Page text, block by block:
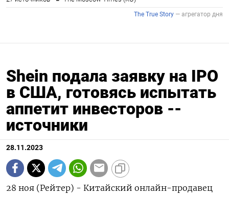
Shein подала заявку на IPO
в США, готовясь испытать
аппетит инвесторов --
источники
28.11.2023
28 ноя (Рейтер) - Китайский онлайн-продавец